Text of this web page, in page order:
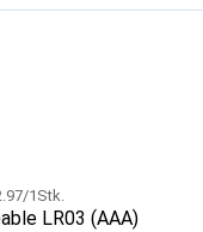
/1Stk.
LR03 (AAA)